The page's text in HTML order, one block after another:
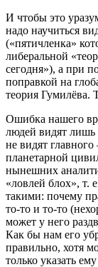
И чтобы это
надо научиться
(«пятичленка»
либеральной
сегодня»), а при
поправкой на
теория Гумилёва.
Ошибка нашего
людей видят лишь
не видят
планетарной
нынешних
«ловлей блох», т.
такими: почему
то-то и то-то
может у него
Как бы нам его
правильно, хотя
только указать